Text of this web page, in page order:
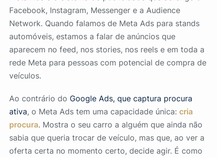
Facebook, Instagram, Messenger e a Audience
Network. Quando falamos de Meta Ads para stands
automóveis, estamos a falar de anúncios que
aparecem no feed, nos stories, nos reels e em toda a
rede Meta para pessoas com potencial de compra de
veículos.
Ao contrário do Google Ads, que captura procura
ativa, o Meta Ads tem uma capacidade única:cria
procura. Mostra o seu carro a alguém que ainda não
sabia que queria trocar de veículo, mas que, ao ver a
oferta certa no momento certo, decide agir. É como